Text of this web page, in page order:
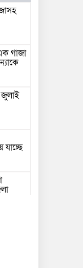
গাজা
জুলাই
যাচ্ছে